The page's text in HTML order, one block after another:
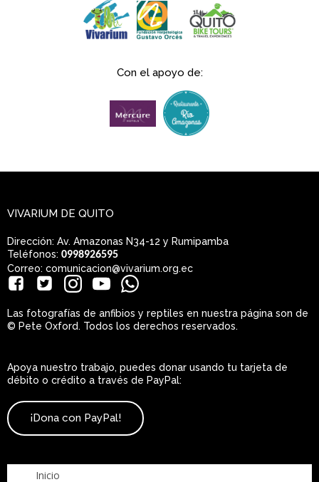
Con el apoyo de:
VIVARIUM DE QUITO
Dirección: Av. Amazonas N34-12 y Rumipamba
Teléfonos: 0998926595
Correo: comunicacion@vivarium.org.ec
Las fotografías de anfibios y reptiles en nuestra página son de
© Pete Oxford. Todos los derechos reservados.
Apoya nuestro trabajo, puedes donar usando tu tarjeta de
débito o crédito a través de PayPal:
¡Dona con PayPal!
Inicio